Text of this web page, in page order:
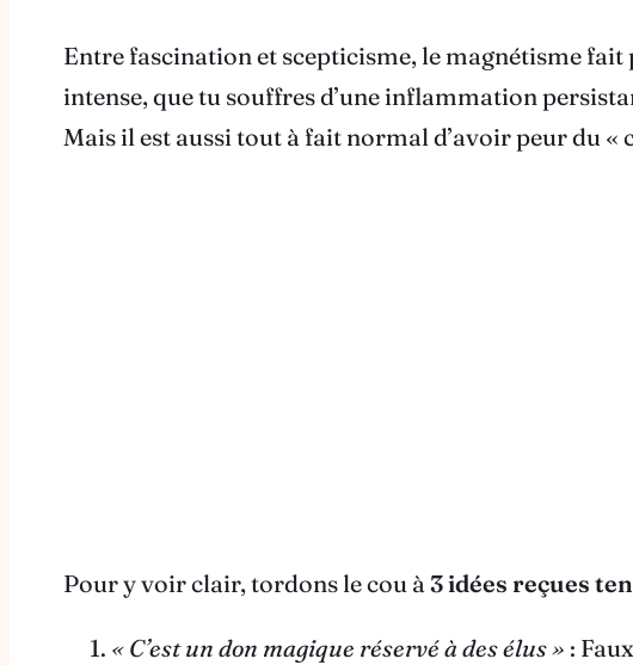
Entre fascination et scepticisme, le magnétisme
intense, que tu souffres d’une inflammation
Mais il est aussi tout à fait normal d’avoir peur du
Pour y voir clair, tordons le cou à3 idées reçues
« C’est un don magique réservé à des élus » :